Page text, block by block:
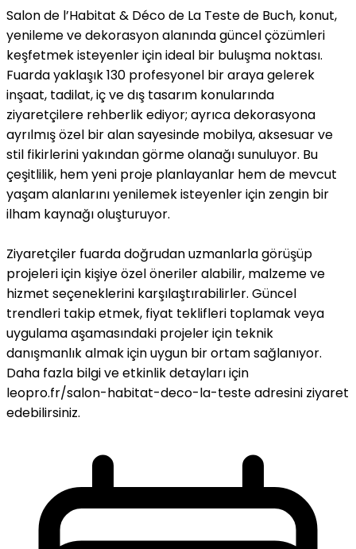
Salon de l’Habitat & Déco de La Teste de Buch, konut,
yenileme ve dekorasyon alanında güncel çözümleri
keşfetmek isteyenler için ideal bir buluşma noktası.
Fuarda yaklaşık 130 profesyonel bir araya gelerek
inşaat, tadilat, iç ve dış tasarım konularında
ziyaretçilere rehberlik ediyor; ayrıca dekorasyona
ayrılmış özel bir alan sayesinde mobilya, aksesuar ve
stil fikirlerini yakından görme olanağı sunuluyor. Bu
çeşitlilik, hem yeni proje planlayanlar hem de mevcut
yaşam alanlarını yenilemek isteyenler için zengin bir
ilham kaynağı oluşturuyor.
Ziyaretçiler fuarda doğrudan uzmanlarla görüşüp
projeleri için kişiye özel öneriler alabilir, malzeme ve
hizmet seçeneklerini karşılaştırabilirler. Güncel
trendleri takip etmek, fiyat teklifleri toplamak veya
uygulama aşamasındaki projeler için teknik
danışmanlık almak için uygun bir ortam sağlanıyor.
Daha fazla bilgi ve etkinlik detayları için
leopro.fr/salon-habitat-deco-la-teste adresini ziyaret
edebilirsiniz.